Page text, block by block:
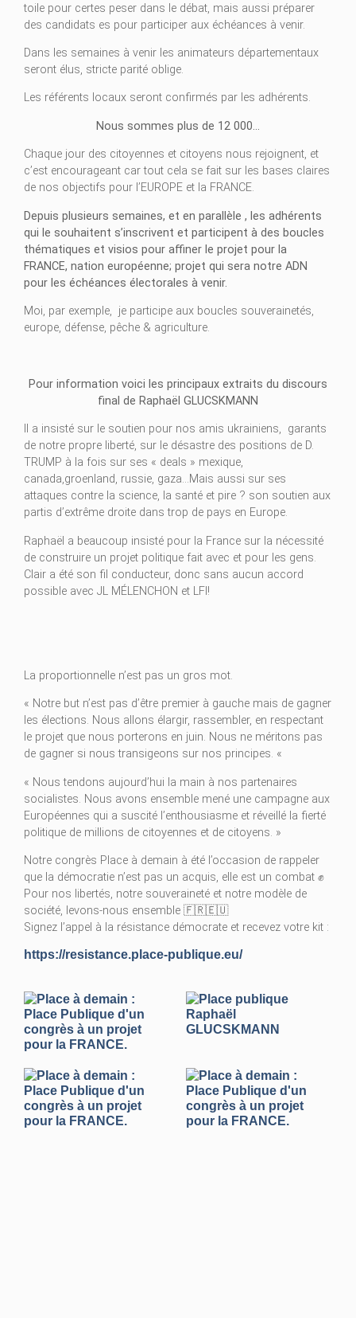
toile pour certes peser dans le débat, mais aussi préparer
des candidats es pour participer aux échéances à venir.
Dans les semaines à venir les animateurs départementaux
seront élus, stricte parité oblige.
Les référents locaux seront confirmés par les adhérents.
Nous sommes plus de 12 000…
Chaque jour des citoyennes et citoyens nous rejoignent, et
c’est encourageant car tout cela se fait sur les bases claires
de nos objectifs pour l’EUROPE et la FRANCE.
Depuis plusieurs semaines, et en parallèle , les adhérents
qui le souhaitent s’inscrivent et participent à des boucles
thématiques et visios pour affiner le projet pour la
FRANCE, nation européenne; projet qui sera notre ADN
pour les échéances électorales à venir.
Moi, par exemple, je participe aux boucles souverainetés,
europe, défense, pêche & agriculture.
Pour information voici les principaux extraits du discours
final de Raphaël GLUCSKMANN
Il a insisté sur le soutien pour nos amis ukrainiens, garants
de notre propre liberté, sur le désastre des positions de D.
TRUMP à la fois sur ses « deals » mexique,
canada,groenland, russie, gaza…Mais aussi sur ses
attaques contre la science, la santé et pire ? son soutien aux
partis d’extrême droite dans trop de pays en Europe.
Raphaël a beaucoup insisté pour la France sur la nécessité
de construire un projet politique fait avec et pour les gens.
Clair a été son fil conducteur, donc sans aucun accord
possible avec JL MÉLENCHON et LFI!
La proportionnelle n’est pas un gros mot.
« Notre but n’est pas d’être premier à gauche mais de gagner
les élections. Nous allons élargir, rassembler, en respectant
le projet que nous porterons en juin. Nous ne méritons pas
de gagner si nous transigeons sur nos principes. «
« Nous tendons aujourd’hui la main à nos partenaires
socialistes. Nous avons ensemble mené une campagne aux
Européennes qui a suscité l’enthousiasme et réveillé la fierté
politique de millions de citoyennes et de citoyens. »
Notre congrès Place à demain à été l’occasion de rappeler
que la démocratie n’est pas un acquis, elle est un combat ✊
Pour nos libertés, notre souveraineté et notre modèle de
société, levons-nous ensemble 🇫🇷🇪🇺
Signez l’appel à la résistance démocrate et recevez votre kit :
https://resistance.place-publique.eu/